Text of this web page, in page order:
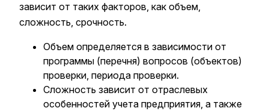
зависит от таких факторов, как объем,
сложность, срочность.
Объем определяется в зависимости от
программы (перечня) вопросов (объектов)
проверки, периода проверки.
Сложность зависит от отраслевых
особенностей учета предприятия, а также